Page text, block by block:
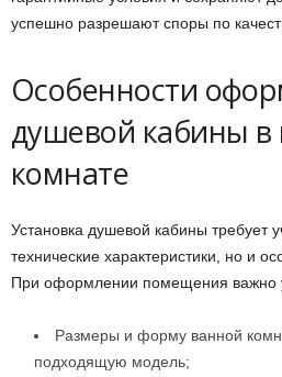
успешно разрешают споры по
Особенности
душевой кабины в
комнате
Установка душевой кабины требует
технические характеристики, но и
При оформлении помещения важно
Размеры и форму ванной
подходящую модель;